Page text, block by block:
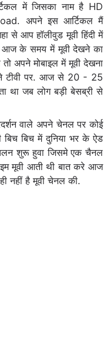
में जिसका नाम है HD
अपने इस आर्टिकल मैं
से आप हॉलीवुड मूवी हिंदी में
आज के समय में मूवी देखने का
अपने मोबाइल में मूवी देखना
टीवी पर. आज से 20 - 25
था जब लोग बड़ी बेसब्री से
वाले अपने चेनल पर कोई
बिच बिच में दुनिया भर के ऐड
शुरू हुवा जिसमे एक चैनल
मूवी आती थी बात करे आज
नहीं है मूवी चेनल की.